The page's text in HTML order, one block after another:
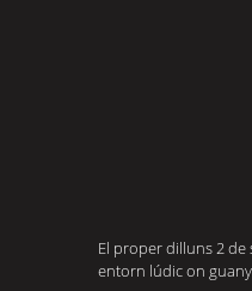
El proper dilluns 2
entorn lúdic on